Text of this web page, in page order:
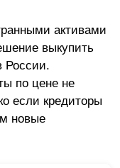
активами
выкупить
России.
по цене не
если кредиторы
новые